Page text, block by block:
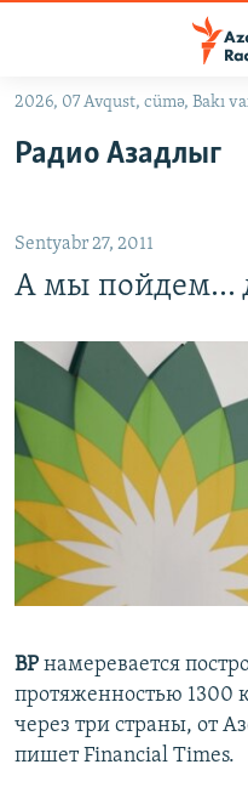
Əsas
qayıt
qayıt
Axtarışa
#İZAHLA
#ƏSLINDƏ
QANUNI DOĞRU
ARAŞDIRMA
MULTIMEDIA
VIDEO
FOTOQALEREYA
İNFOQRAFIKA
KARIKATURA
RADIO ARXIV
OXU ZALI
AZƏRBAYCAN ƏDƏBIYYATI
İSLAM VƏ DEMOKRATIYA
HAQQIMIZDA
MISSIYAMIZ
PEŞƏ ETIKASI VƏ
AZADLIQRADIOSU MOBIL
BIZIMLƏ ƏLAQƏ
BIZI IZLƏ
RFE/RL-in bütün
2026, 07 Avqust, cümə, Bakı
Радио Азадлыг
Sentyabr 27, 2011
А мы пойдем...
BP намеревается
протяженностью 1300
через три страны, от
пишет Financial Times.